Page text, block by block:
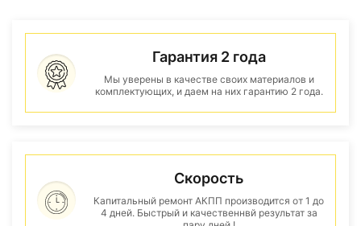
Гарантия 2 года
Мы уверены в качестве своих материалов и
комплектующих, и даем на них гарантию 2 года.
Скорость
Капитальный ремонт АКПП производится от 1 до
4 дней. Быстрый и качественнвй результат за